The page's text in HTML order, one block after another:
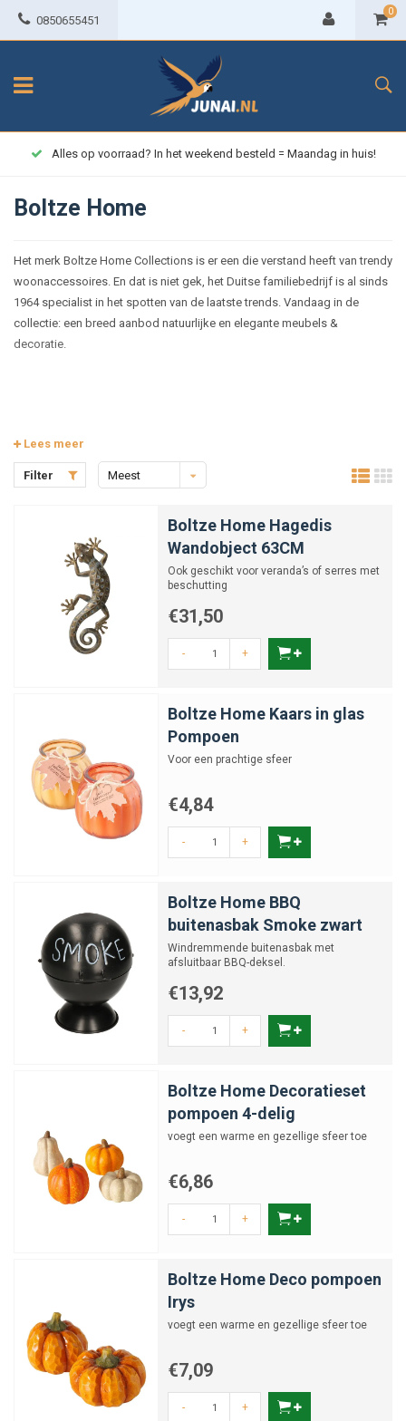
0850655451
0
Alles op voorraad? In het weekend besteld = Maandag in huis!
Boltze Home
Het merk Boltze Home Collections is er een die verstand heeft van trendy
woonaccessoires. En dat is niet gek, het Duitse familiebedrijf is al sinds
1964 specialist in het spotten van de laatste trends. Vandaag in de
collectie: een breed aanbod natuurlijke en elegante meubels &
decoratie.
Lees meer
Filter
Meest
Boltze Home Hagedis
Wandobject 63CM
Ook geschikt voor veranda’s of serres met
beschutting
€31,50
- +
Boltze Home Kaars in glas
Pompoen
Voor een prachtige sfeer
€4,84
- +
Boltze Home BBQ
buitenasbak Smoke zwart
Windremmende buitenasbak met
afsluitbaar BBQ-deksel.
€13,92
- +
Boltze Home Decoratieset
pompoen 4-delig
voegt een warme en gezellige sfeer toe
€6,86
- +
Boltze Home Deco pompoen
Irys
voegt een warme en gezellige sfeer toe
€7,09
- +